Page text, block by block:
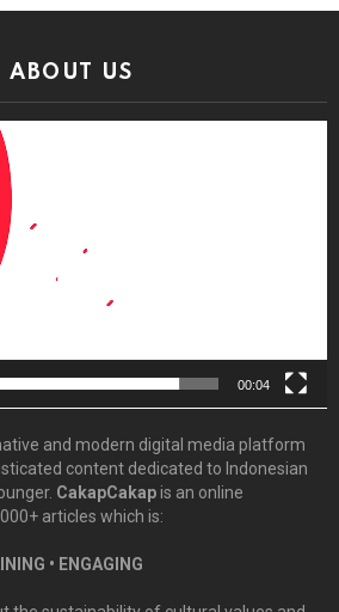
ABOUT US
00:04
and modern digital media platform
content dedicated to Indonesian
CakapCakapis an online
articles which is:
• ENGAGING